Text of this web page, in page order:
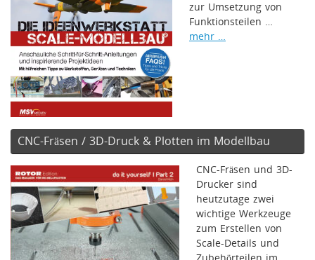
zur Umsetzung von
Funktionsteilen …
mehr …
CNC-Fräsen / 3D-Druck & Plotten im Modellbau
CNC-Fräsen und 3D-
Drucker sind
heutzutage zwei
wichtige Werkzeuge
zum Erstellen von
Scale-Details und